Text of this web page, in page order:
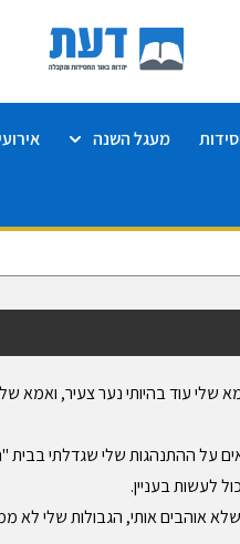
מעגל השנה
עוד בהיותי נער צעיר, ואמא שלי
ההתנהגות שלי שגדלתי בבית
לעשות בעניין.
אוהבים אותי, הגבולות שלי לא